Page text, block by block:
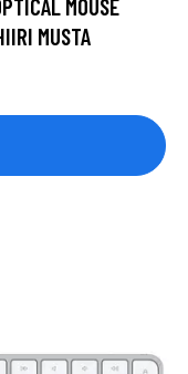
MOUSE
MUSTA